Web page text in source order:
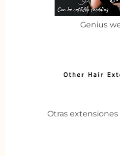
Genius
Otras